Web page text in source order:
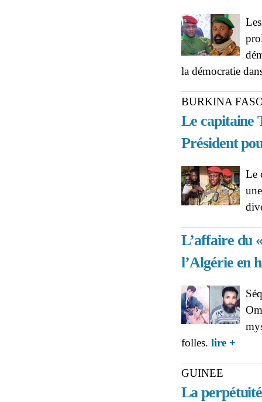
la démocratie
BURKINA
Le capitaine
Président
Le
L’affaire du
l’Algérie en
folles. lire +
GUINEE
La